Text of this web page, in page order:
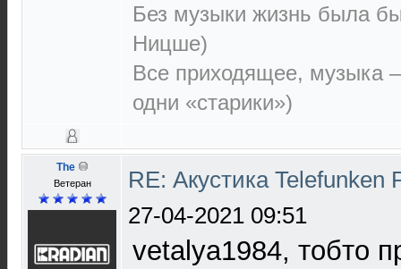
Без музыки жизнь была
Ницше)
Все приходящее, музыка
одни «старики»)
The
Ветеран
RE: Акустика
27-04-2021 09:51
vetalya1984, тобто